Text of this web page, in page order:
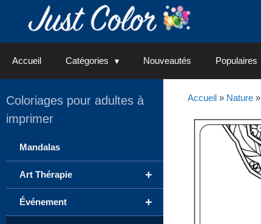
Accueil Catégories Nouveautés Populaires
Accueil» Nature»
Coloriages pour adultes à
imprimer
Mandalas
+
Art Thérapie
+
Événement